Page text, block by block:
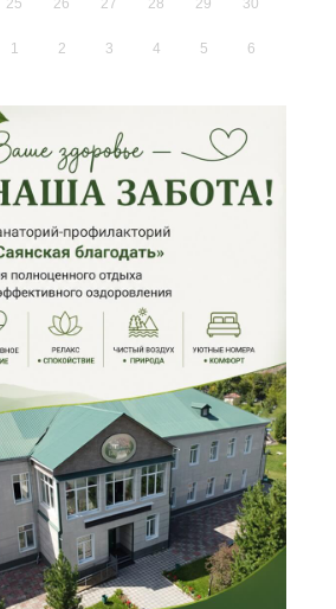
25 26 27 28 29 30
1 2 3 4 5 6